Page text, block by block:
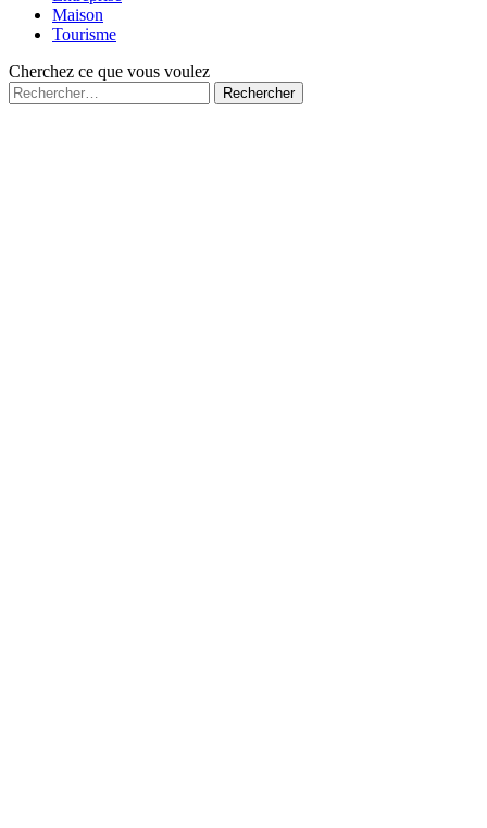
Maison
Tourisme
Cherchez ce que vous voulez
Rechercher :